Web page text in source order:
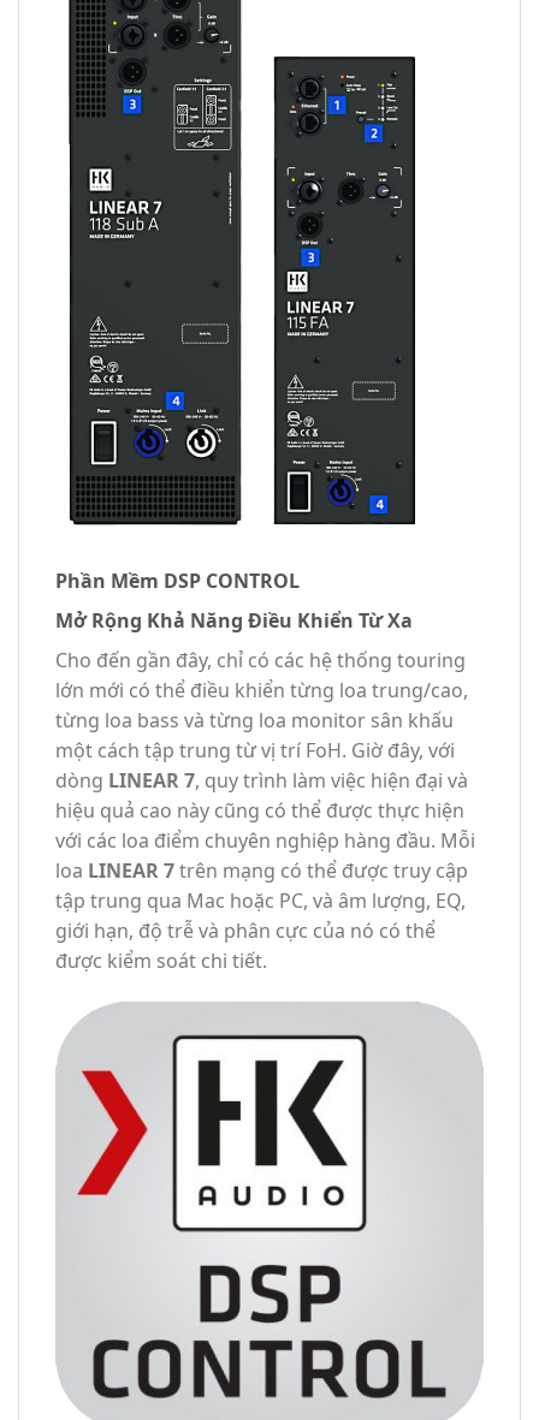
Phần Mềm DSP CONTROL
Mở Rộng Khả Năng Điều Khiển Từ Xa
Cho đến gần đây, chỉ có các hệ thống touring
lớn mới có thể điều khiển từng loa trung/cao,
từng loa bass và từng loa monitor sân khấu
một cách tập trung từ vị trí FoH. Giờ đây, với
dòng LINEAR 7, quy trình làm việc hiện đại và
hiệu quả cao này cũng có thể được thực hiện
với các loa điểm chuyên nghiệp hàng đầu. Mỗi
loa LINEAR 7trên mạng có thể được truy cập
tập trung qua Mac hoặc PC, và âm lượng, EQ,
giới hạn, độ trễ và phân cực của nó có thể
được kiểm soát chi tiết.